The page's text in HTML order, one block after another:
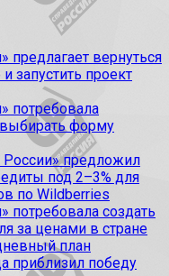
предлагает вернуться
запустить проект
потребовала
форму
предложил
под 2–3% для
по Wildberries
потребовала создать
за ценами в стране
план
приблизил победу